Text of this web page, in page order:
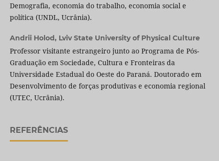
Demografia, economia do trabalho, economia social e
política (UNDL, Ucrânia).
Andrii Holod, Lviv State University of Physical Culture
Professor visitante estrangeiro junto ao Programa de Pós-
Graduação em Sociedade, Cultura e Fronteiras da
Universidade Estadual do Oeste do Paraná. Doutorado em
Desenvolvimento de forças produtivas e economia regional
(UTEC, Ucrânia).
REFERÊNCIAS